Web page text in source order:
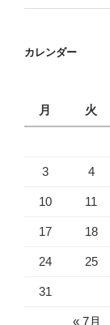
カレンダー
月
火
3 4
10 11
17 18
24 25
31
« 7月